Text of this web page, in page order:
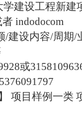
学建设工程新建
者 indodocom
/建设内容/周期
或
项目样例一类